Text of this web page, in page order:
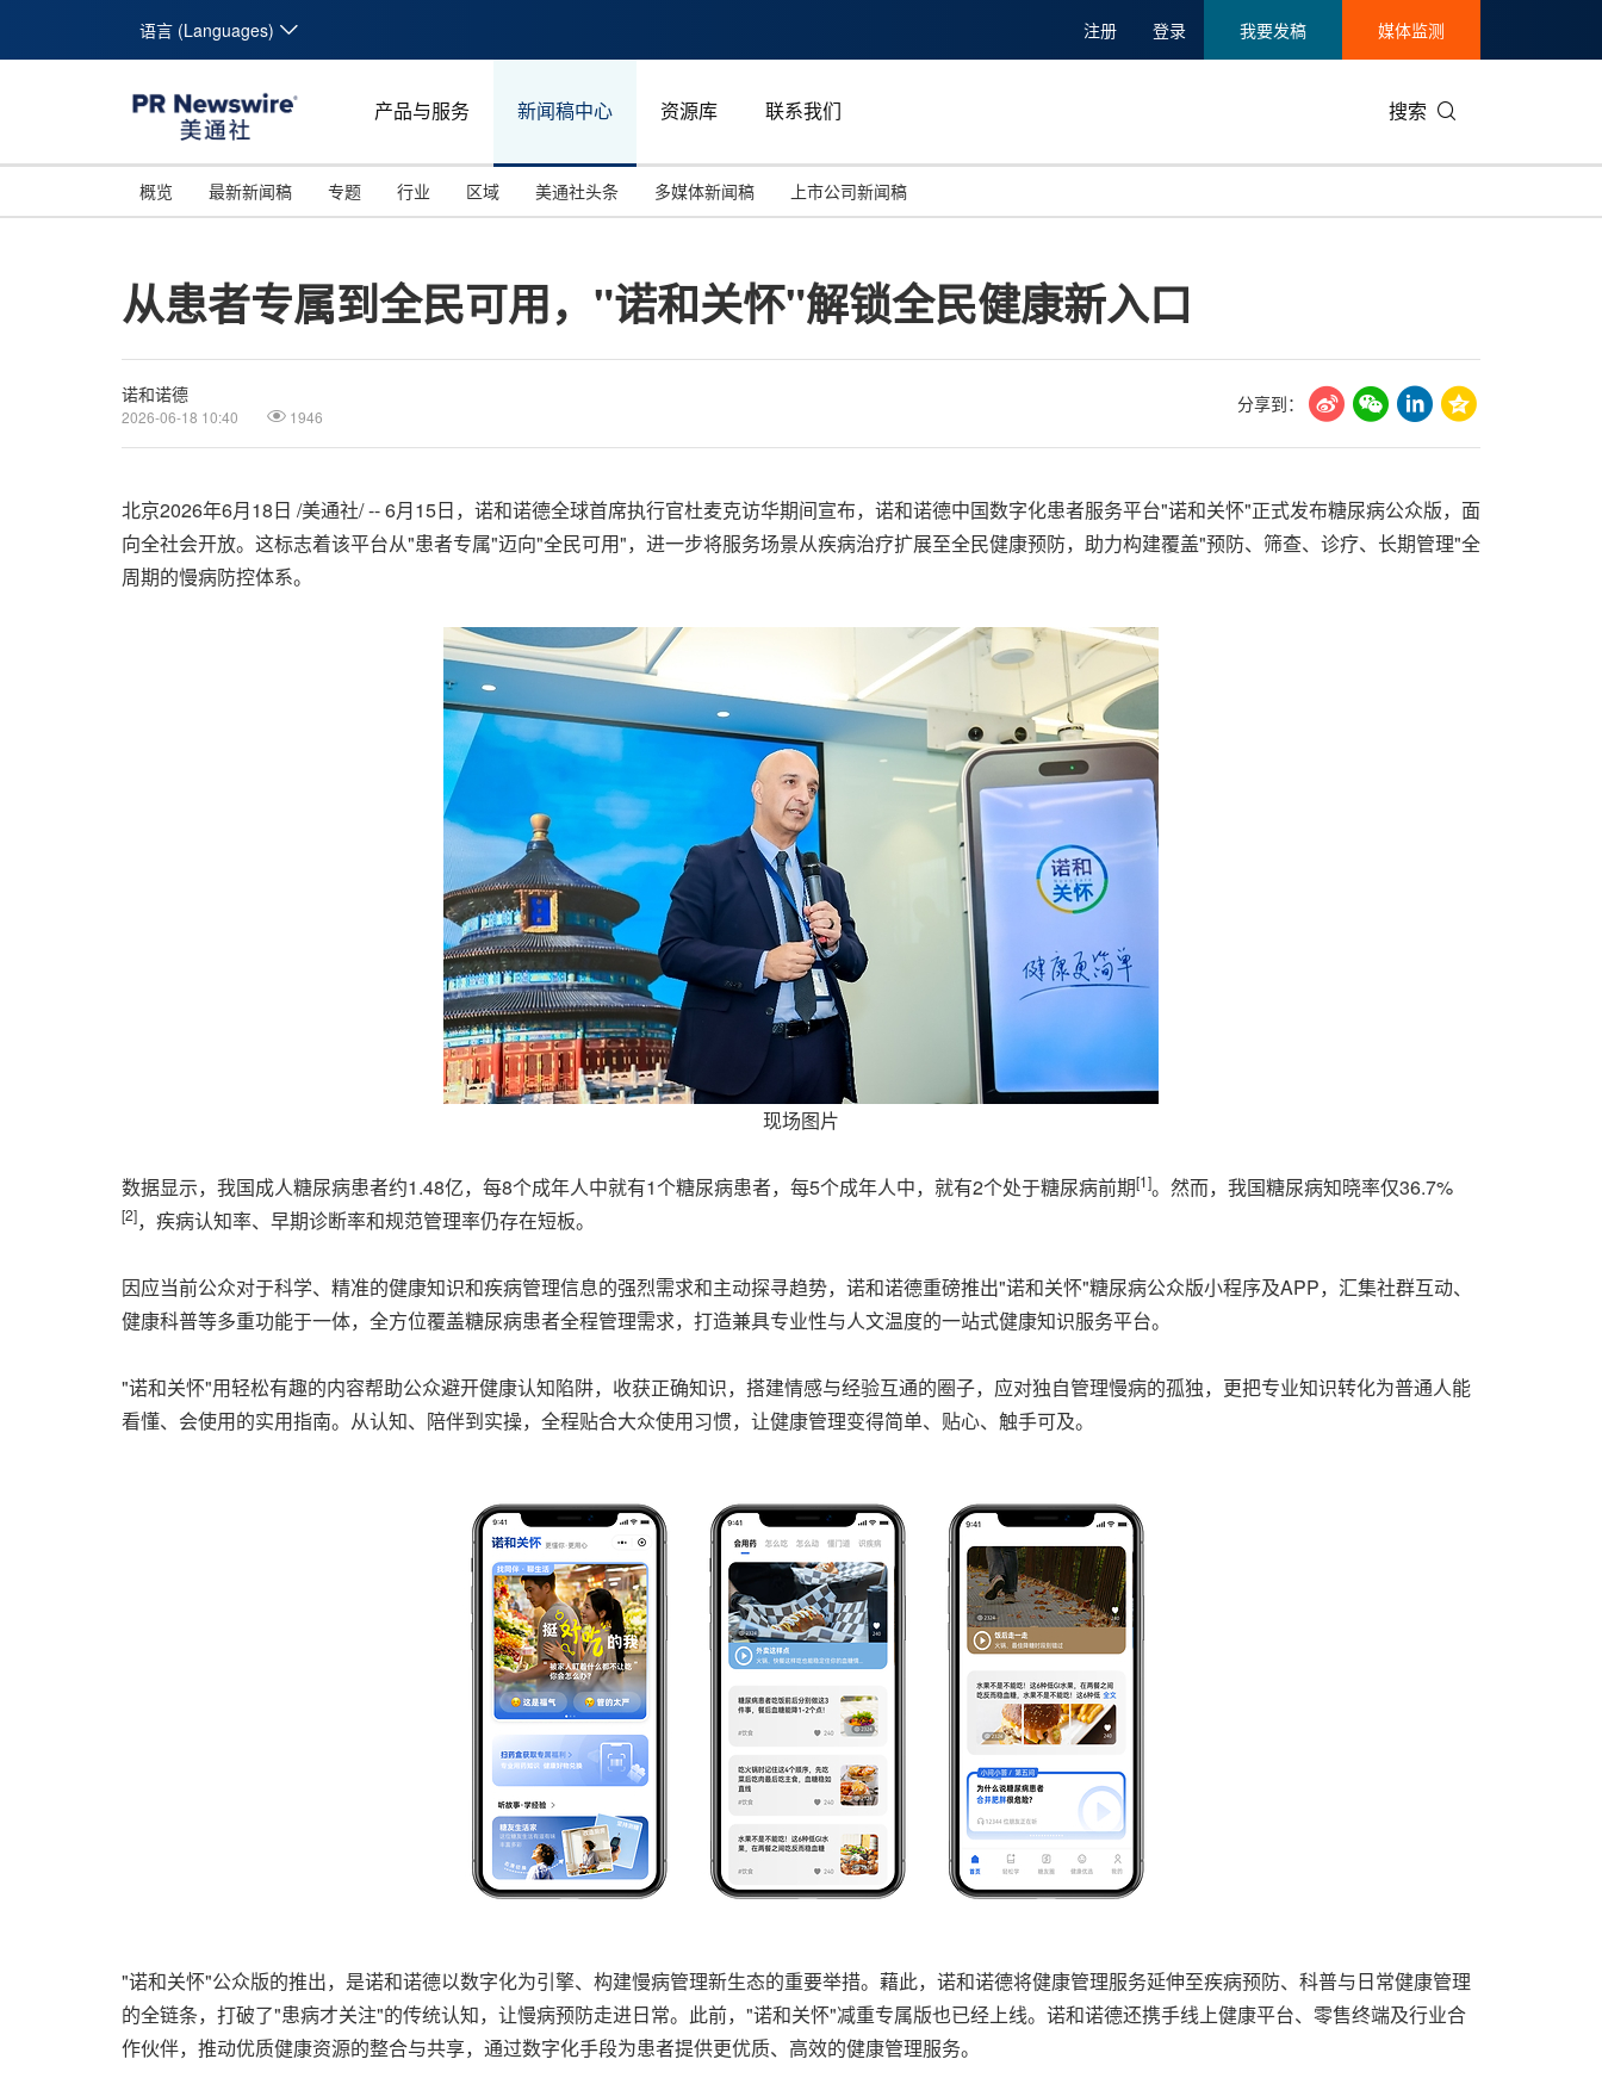
语言 (Languages) 注册 登录 我要发稿 媒体监测
产品与服务 新闻稿中心 资源库 联系我们 搜索
概览 最新新闻稿 专题
投资并购
美国临床肿瘤学会(ASCO)
行业
能源化工与环保
区域
马来西亚
美通社头条 多媒体新闻稿 上市公司新闻稿
从患者专属到全民可用，"诺和关怀"解锁全民健康新入口
诺和诺德
2026-06-18 10:40 1946
分享到：
北京2026年6月18日 /美通社/ -- 6月15日，诺和诺德全球首席执行官杜麦克访华期间宣布，诺和诺德中国数字化患者服务平台"诺和关怀"正式发布糖尿病公众版，面
向全社会开放。这标志着该平台从"患者专属"迈向"全民可用"，进一步将服务场景从疾病治疗扩展至全民健康预防，助力构建覆盖"预防、筛查、诊疗、长期管理"全
周期的慢病防控体系。
现场图片
数据显示，我国成人糖尿病患者约1.48亿，每8个成年人中就有1个糖尿病患者，每5个成年人中，就有2个处于糖尿病前期[1]。然而，我国糖尿病知晓率仅36.7%
[2]，疾病认知率、早期诊断率和规范管理率仍存在短板。
因应当前公众对于科学、精准的健康知识和疾病管理信息的强烈需求和主动探寻趋势，诺和诺德重磅推出"诺和关怀"糖尿病公众版小程序及APP，汇集社群互动、
健康科普等多重功能于一体，全方位覆盖糖尿病患者全程管理需求，打造兼具专业性与人文温度的一站式健康知识服务平台。
"诺和关怀"用轻松有趣的内容帮助公众避开健康认知陷阱，收获正确知识，搭建情感与经验互通的圈子，应对独自管理慢病的孤独，更把专业知识转化为普通人能
看懂、会使用的实用指南。从认知、陪伴到实操，全程贴合大众使用习惯，让健康管理变得简单、贴心、触手可及。
"诺和关怀"公众版的推出，是诺和诺德以数字化为引擎、构建慢病管理新生态的重要举措。藉此，诺和诺德将健康管理服务延伸至疾病预防、科普与日常健康管理
的全链条，打破了"患病才关注"的传统认知，让慢病预防走进日常。此前，"诺和关怀"减重专属版也已经上线。诺和诺德还携手线上健康平台、零售终端及行业合
作伙伴，推动优质健康资源的整合与共享，通过数字化手段为患者提供更优质、高效的健康管理服务。